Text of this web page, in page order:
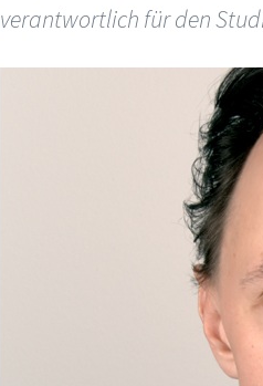
verantwortlich für den